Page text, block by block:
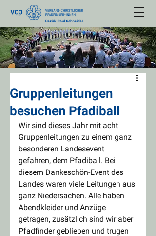
Gruppenleitungen
besuchen Pfadiball
Wir sind dieses Jahr mit acht
Gruppenleitungen zu einem ganz
besonderen Landesevent
gefahren, dem Pfadiball. Bei
diesem Dankeschön-Event des
Landes waren viele Leitungen aus
ganz Niedersachen. Alle haben
Abendkleider und Anzüge
getragen, zusätzlich sind wir aber
Pfadfinder geblieben und trugen